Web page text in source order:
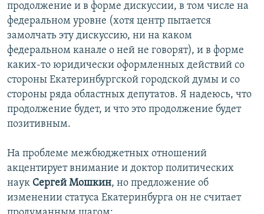
продолжение и в форме дискуссии, в том числе на
федеральном уровне (хотя центр пытается
замолчать эту дискуссию, ни на каком
федеральном канале о ней не говорят), и в форме
каких-то юридически оформленных действий со
стороны Екатеринбургской городской думы и со
стороны ряда областных депутатов. Я надеюсь, что
продолжение будет, и что это продолжение будет
позитивным.
На проблеме межбюджетных отношений
акцентирует внимание и доктор политических
наук Сергей Мошкин, но предложение об
изменении статуса Екатеринбурга он не считает